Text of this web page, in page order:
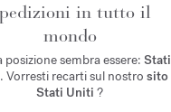
in tutto il
mondo
posizione sembra essere: Stati
. Vorresti recarti sul nostro sito
Stati Uniti ?